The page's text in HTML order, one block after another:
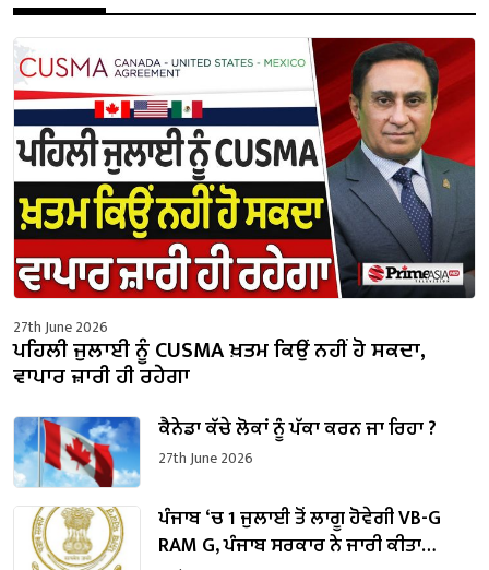
27th June 2026
ਪਹਿਲੀ ਜੁਲਾਈ ਨੂੰ CUSMA ਖ਼ਤਮ ਕਿਉਂ ਨਹੀਂ ਹੋ ਸਕਦਾ,
ਵਾਪਾਰ ਜ਼ਾਰੀ ਹੀ ਰਹੇਗਾ
ਕੈਨੇਡਾ ਕੱਚੇ ਲੋਕਾਂ ਨੂੰ ਪੱਕਾ ਕਰਨ ਜਾ ਰਿਹਾ ?
27th June 2026
ਪੰਜਾਬ ‘ਚ 1 ਜੁਲਾਈ ਤੋਂ ਲਾਗੂ ਹੋਵੇਗੀ VB-G
RAM G, ਪੰਜਾਬ ਸਰਕਾਰ ਨੇ ਜਾਰੀ ਕੀਤਾ